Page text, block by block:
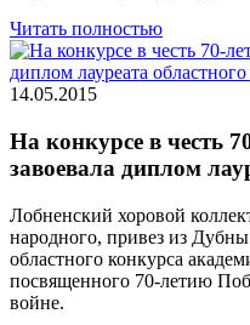
Читать полностью
14.05.2015
На конкурсе в честь
завоевала диплом
Лобненский хоровой
народного, привез из
областного конкурса
посвященного 70-летию
войне.